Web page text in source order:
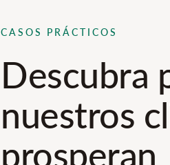
CASOS PRÁCTICOS
Descubra
nuestros
prosperan